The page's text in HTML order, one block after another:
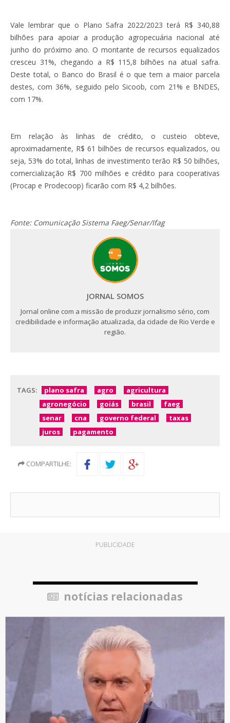
Vale lembrar que o Plano Safra 2022/2023 terá R$ 340,88
bilhões para apoiar a produção agropecuária nacional até
junho do próximo ano. O montante de recursos equalizados
cresceu 31%, chegando a R$ 115,8 bilhões na atual safra.
Deste total, o Banco do Brasil é o que tem a maior parcela
destes, com 36%, seguido pelo Sicoob, com 21% e BNDES,
com 17%.
Em relação às linhas de crédito, o custeio obteve,
aproximadamente, R$ 61 bilhões de recursos equalizados, ou
seja, 53% do total, linhas de investimento terão R$ 50 bilhões,
comercialização R$ 700 milhões e crédito para cooperativas
(Procap e Prodecoop) ficarão com R$ 4,2 bilhões.
Fonte: Comunicação Sistema Faeg/Senar/Ifag
JORNAL SOMOS
Jornal online com a missão de produzir jornalismo sério, com
credibilidade e informação atualizada, da cidade de Rio Verde e
região.
TAGS: plano safra agro
agricultura
agronegócio
goiás brasil
faeg
senar
cna governo federal
taxas
juros
pagamento
COMPARTILHE:
PUBLICIDADE
notícias relacionadas